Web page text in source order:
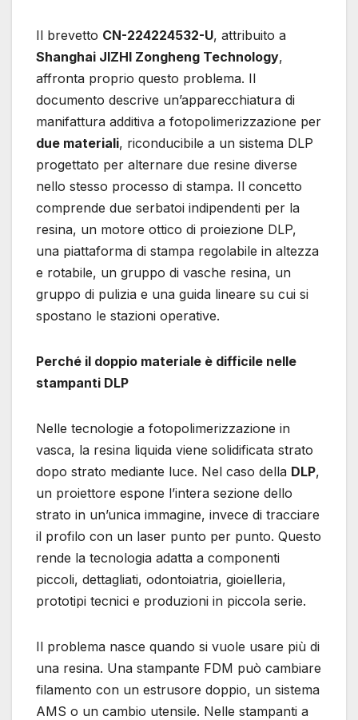
Il brevetto CN-224224532-U, attribuito a
Shanghai JIZHI Zongheng Technology,
affronta proprio questo problema. Il
documento descrive un’apparecchiatura di
manifattura additiva a fotopolimerizzazione per
due materiali, riconducibile a un sistema DLP
progettato per alternare due resine diverse
nello stesso processo di stampa. Il concetto
comprende due serbatoi indipendenti per la
resina, un motore ottico di proiezione DLP,
una piattaforma di stampa regolabile in altezza
e rotabile, un gruppo di vasche resina, un
gruppo di pulizia e una guida lineare su cui si
spostano le stazioni operative.
Perché il doppio materiale è difficile nelle
stampanti DLP
Nelle tecnologie a fotopolimerizzazione in
vasca, la resina liquida viene solidificata strato
dopo strato mediante luce. Nel caso della DLP,
un proiettore espone l’intera sezione dello
strato in un’unica immagine, invece di tracciare
il profilo con un laser punto per punto. Questo
rende la tecnologia adatta a componenti
piccoli, dettagliati, odontoiatria, gioielleria,
prototipi tecnici e produzioni in piccola serie.
Il problema nasce quando si vuole usare più di
una resina. Una stampante FDM può cambiare
filamento con un estrusore doppio, un sistema
AMS o un cambio utensile. Nelle stampanti a